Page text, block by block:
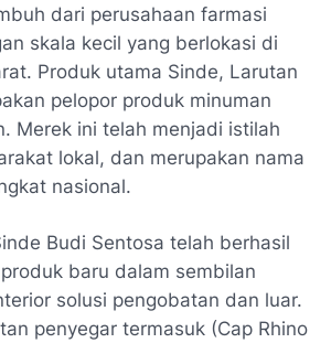
dari perusahaan farmasi
skala kecil yang berlokasi di
Produk utama Sinde, Larutan
pelopor produk minuman
Merek ini telah menjadi istilah
lokal, dan merupakan nama
nasional.
Budi Sentosa telah berhasil
baru dalam sembilan
solusi pengobatan dan luar.
penyegar termasuk (Cap Rhino